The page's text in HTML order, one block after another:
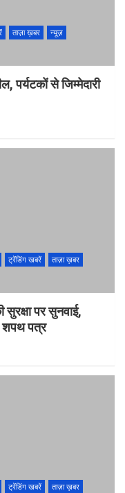
ताज़ा ख़बर
न्यूज़
पर्यटकों से जिम्मेदारी
ट्रेंडिंग खबरें
ताज़ा ख़बर
सुरक्षा पर सुनवाई,
शपथ पत्र
ट्रेंडिंग खबरें
ताज़ा ख़बर